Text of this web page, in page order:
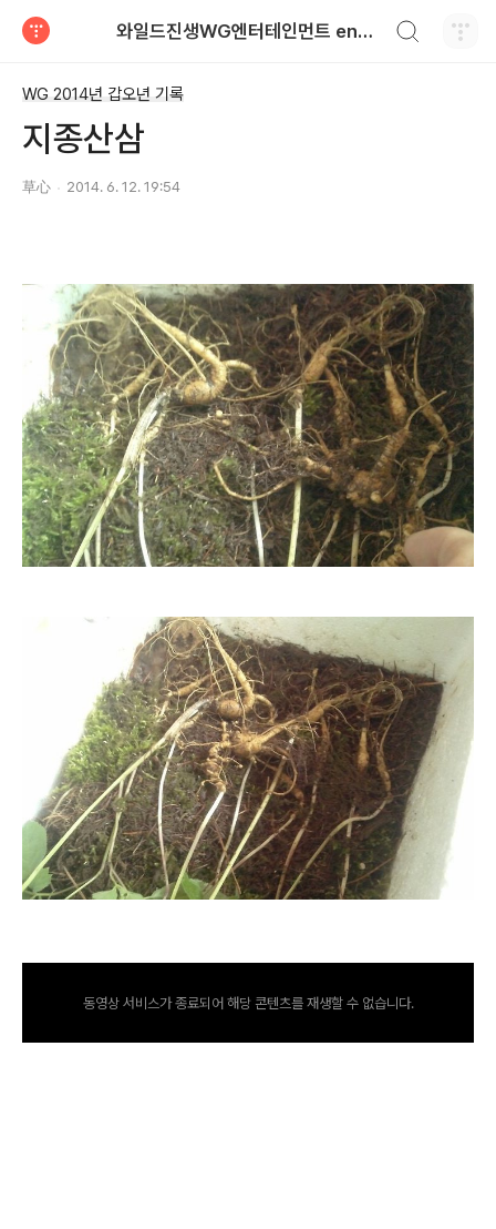
와일드진생WG엔터테인먼트 entertainment
WG 2014년 갑오년 기록
지종산삼
草心 2014. 6. 12. 19:54
동영상 서비스가 종료되어 해당 콘텐츠를 재생할 수 없습니다.